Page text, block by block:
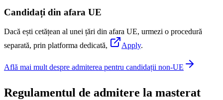
Candidați din afara UE
Dacă ești cetățean al unei țări din afara UE, urmezi o procedură
separată, prin platforma dedicată,
Apply.
Află mai mult despre admiterea pentru candidații non-UE
Regulamentul de admitere la masterat